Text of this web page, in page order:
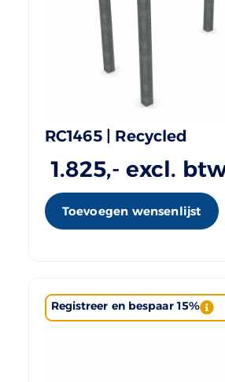
RC1465 | Recycled
1.825,- excl.
Toevoegen wensenlijst
Registreer en bespaar 15%